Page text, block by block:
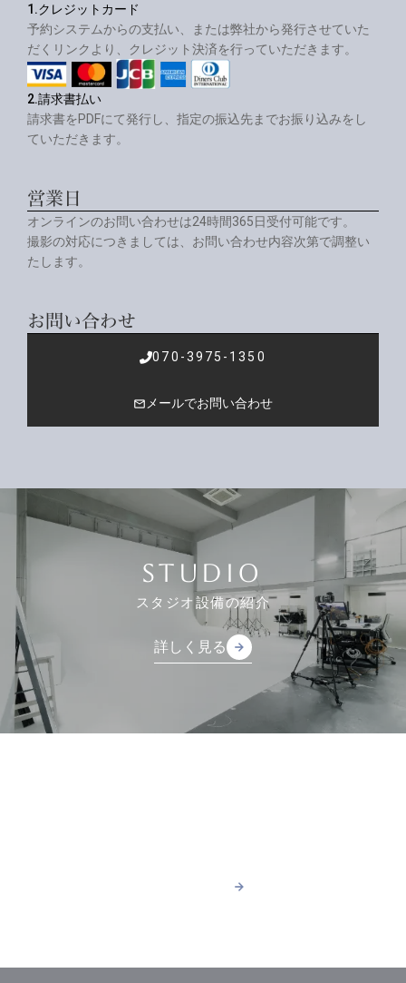
1.クレジットカード
予約システムからの支払い、または弊社から発行させていた
だくリンクより、クレジット決済を行っていただきます。
2.請求書払い
請求書をPDFにて発行し、指定の振込先までお振り込みをし
ていただきます。
営業日
オンラインのお問い合わせは24時間365日受付可能です。
撮影の対応につきましては、お問い合わせ内容次第で調整い
たします。
お問い合わせ
070-3975-1350
mail_outline メールでお問い合わせ
STUDIO
スタジオ設備の紹介
詳しく見る
詳しく見る
arrow_forward
arrow_forward
arrow_forward
arrow_forward